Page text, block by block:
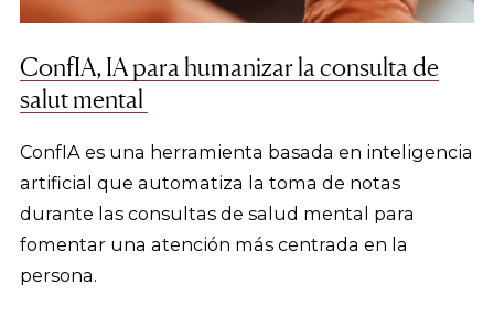
ConfIA, IA para humanizar la consulta de
salut mental
ConfIA es una herramienta basada en inteligencia
artificial que automatiza la toma de notas
durante las consultas de salud mental para
fomentar una atención más centrada en la
persona.